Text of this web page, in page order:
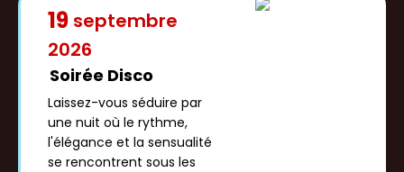
19 septembre
2026
Soirée Disco
Laissez-vous séduire par
une nuit où le rythme,
l'élégance et la sensualité
se rencontrent sous les